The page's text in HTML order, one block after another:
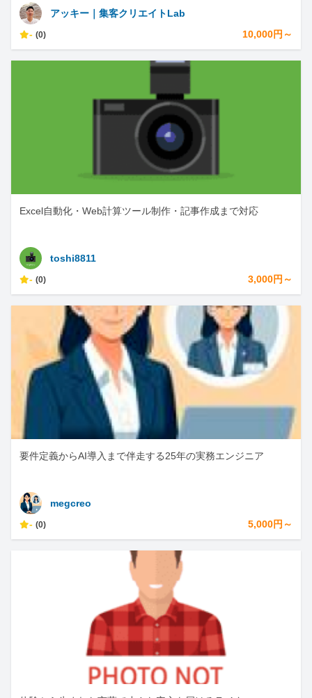
アッキー｜集客クリエイトLab
- (0) 10,000円～
Excel自動化・Web計算ツール制作・記事作成まで対応
toshi8811
- (0) 3,000円～
要件定義からAI導入まで伴走する25年の実務エンジニア
megcreo
- (0) 5,000円～